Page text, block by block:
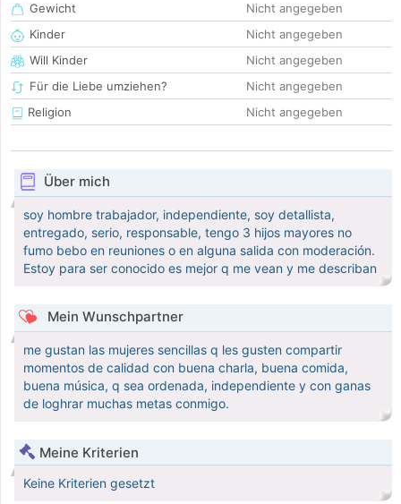
Gewicht
Nicht angegeben
Kinder
Nicht angegeben
Will Kinder
Nicht angegeben
Für die Liebe umziehen?
Nicht angegeben
Religion
Nicht angegeben
Über mich
soy hombre trabajador, independiente, soy detallista,
entregado, serio, responsable, tengo 3 hijos mayores no
fumo bebo en reuniones o en alguna salida con moderación.
Estoy para ser conocido es mejor q me vean y me describan
Mein Wunschpartner
me gustan las mujeres sencillas q les gusten compartir
momentos de calidad con buena charla, buena comida,
buena música, q sea ordenada, independiente y con ganas
de loghrar muchas metas conmigo.
Meine Kriterien
Keine Kriterien gesetzt